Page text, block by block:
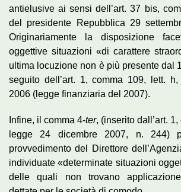
antielusive ai sensi dell’art. 37 bis,
del presidente Repubblica 29
Originariamente la disposizione
oggettive situazioni «di carattere
ultima locuzione non è più presente dal
seguito dell’art. 1, comma 109, lett.
2006 (legge finanziaria del 2007).
Infine, il comma 4-ter, (inserito dall’art.
legge 24 dicembre 2007, n. 244)
provvedimento del Direttore
individuate «determinate situazioni
delle quali non trovano